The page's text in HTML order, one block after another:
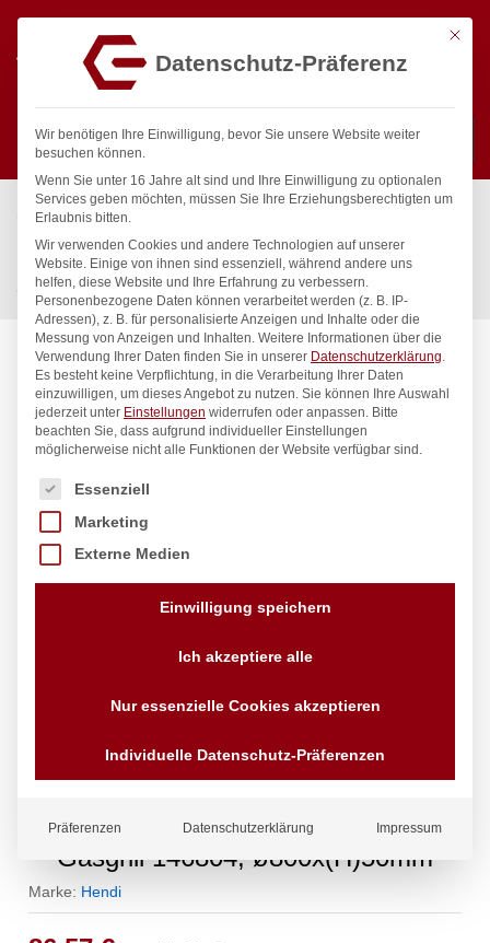
Suchen
Start / Gastronomiebedarf & Gastro Geräte für Profis
Küchenartikel
Töpfe & Pfannen
Paellapfanne, HENDI, Geeignet für Gasgrill 146804,
ø800x(H)50mm
Paellapfanne, HENDI, Geeignet für
Gasgrill 146804, ø800x(H)50mm
Marke: Hendi
Mit
Datenschutz-Präferenz
Wir benötigen Ihre Einwilligung, bevor Sie unsere Website weiter
besuchen können.
Wenn Sie unter 16 Jahre alt sind und Ihre Einwilligung zu optionalen
Services geben möchten, müssen Sie Ihre Erziehungsberechtigten um
Erlaubnis bitten.
Wir verwenden Cookies und andere Technologien auf unserer
Website. Einige von ihnen sind essenziell, während andere uns
helfen, diese Website und Ihre Erfahrung zu verbessern.
Personenbezogene Daten können verarbeitet werden (z. B. IP-
Adressen), z. B. für personalisierte Anzeigen und Inhalte oder die
Messung von Anzeigen und Inhalten. Weitere Informationen über die
Verwendung Ihrer Daten finden Sie in unserer Datenschutzerklärung.
Es besteht keine Verpflichtung, in die Verarbeitung Ihrer Daten
einzuwilligen, um dieses Angebot zu nutzen. Sie können Ihre Auswahl
jederzeit unter Einstellungen widerrufen oder anpassen. Bitte
beachten Sie, dass aufgrund individueller Einstellungen
möglicherweise nicht alle Funktionen der Website verfügbar sind.
Es folgt eine Liste der Service-Gruppen, für die eine
Essenziell
Marketing
Externe Medien
Einwilligung speichern
Ich akzeptiere alle
Nur essenzielle Cookies akzeptieren
Individuelle Datenschutz-Präferenzen
Präferenzen Datenschutzerklärung Impressum